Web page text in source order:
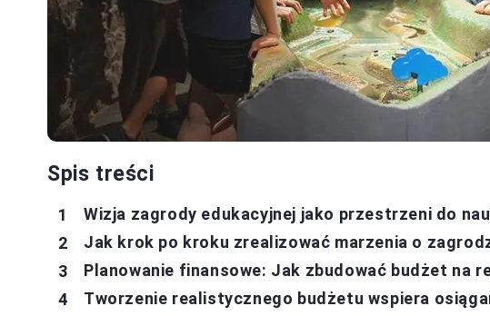
Spis treści
Wizja zagrody edukacyjnej jako przestrzeni do
Jak krok po kroku zrealizować marzenia o
Planowanie finansowe: Jak zbudować budżet na
Tworzenie realistycznego budżetu wspiera